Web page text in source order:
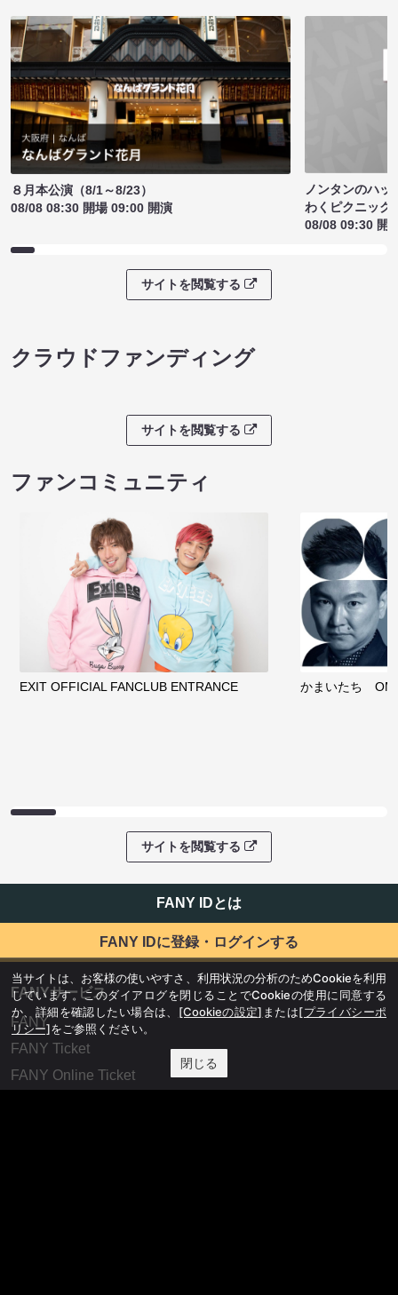
８月本公演（8/1～8/23）
08/08 08:30 開場 09:00 開演
ノンタンのハッ
わくピクニック
08/08 09:30 開
サイトを閲覧する
クラウドファンディング
サイトを閲覧する
ファンコミュニティ
EXIT OFFICIAL FANCLUB ENTRANCE かまいたち
サイトを閲覧する
FANY IDとは
FANY IDに登録・ログインする
FANYサービス
FANY
FANY Ticket
FANY Online Ticket
当サイトは、お客様の使いやすさ、利用状況の分析のためCookieを利用
しています。このダイアログを閉じることでCookieの使用に同意する
か、詳細を確認したい場合は、 [Cookieの設定] または[プライバシーポ
リシー]をご参照ください。
閉じる